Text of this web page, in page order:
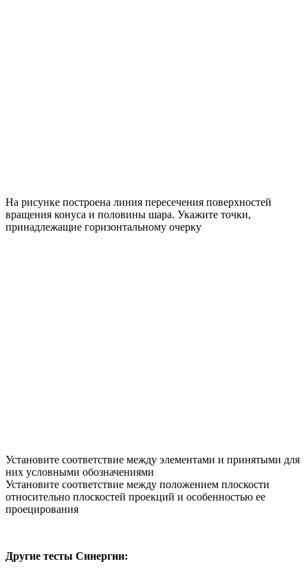
На рисунке построена линия пересечения поверхностей
вращения конуса и половины шара. Укажите точки,
принадлежащие горизонтальному очерку
Установите соответствие между элементами и принятыми для
них условными обозначениями
Установите соответствие между положением плоскости
относительно плоскостей проекций и особенностью ее
проецирования
Другие тесты Синергии: